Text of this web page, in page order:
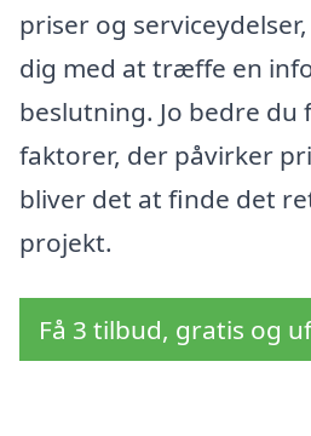
priser og
dig med at træffe en
beslutning. Jo bedre du
faktorer, der påvirker
bliver det at finde det
projekt.
Få 3 tilbud, gratis og